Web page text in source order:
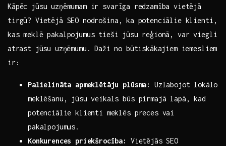
Kāpēc jūsu ‍uzņēmumam ir ‍svarīga ⁢redzamība vietējā⁢
tirgū? Vietējā ​SEO nodrošina,⁣ ka potenciālie klienti,
kas‍ meklē pakalpojumus tieši ⁣jūsu reģionā, var viegli
⁣atrast jūsu uzņēmumu. ⁣Daži no​ būtiskākajiem iemesliem
ir:
Palielināta apmeklētāju plūsma:
Uzlabojot lokālo
meklēšanu, jūsu veikals būs ​pirmajā lapā, kad
potenciālie klienti meklēs ‌preces ‍vai
pakalpojumus.
Konkurences priekšrocība:
Vietējās⁤ SEO